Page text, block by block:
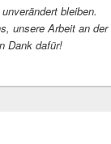
bleiben.
unsere Arbeit an der
Dank dafür!